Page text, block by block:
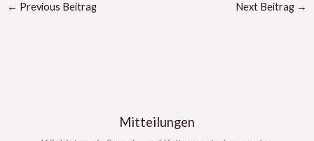
← Previous Beitrag Next Beitrag →
Mitteilungen